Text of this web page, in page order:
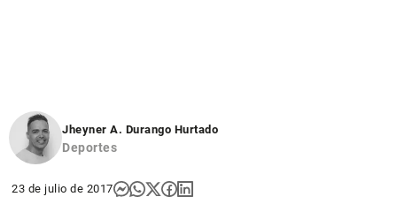
Jheyner A. Durango Hurtado
Deportes
23 de julio de 2017